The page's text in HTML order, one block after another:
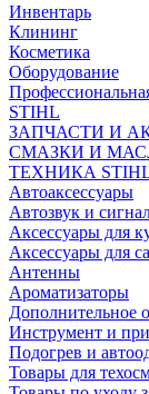
Инвентарь
Клининг
Косметика
Оборудование
STIHL
ЗАПЧАСТИ И
СМАЗКИ И
ТЕХНИКА
Автоаксессуары
Автозвук и
Аксессуары для
Аксессуары для
Антенны
Ароматизаторы
Дополнительное
Инструмент и
Подогрев и
Товары для